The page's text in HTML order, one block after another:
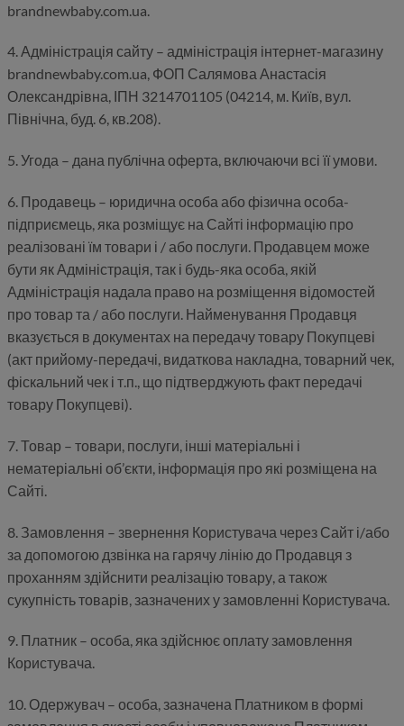
brandnewbaby.com.ua.
4. Адміністрація сайту – адміністрація інтернет-магазину
brandnewbaby.com.ua, ФОП Салямова Анастасія
Олександрівна, ІПН 3214701105 (04214, м. Київ, вул.
Північна, буд. 6, кв.208).
5. Угода – дана публічна оферта, включаючи всі її умови.
6. Продавець – юридична особа або фізична особа-
підприємець, яка розміщує на Сайті інформацію про
реалізовані їм товари і / або послуги. Продавцем може
бути як Адміністрація, так і будь-яка особа, якій
Адміністрація надала право на розміщення відомостей
про товар та / або послуги. Найменування Продавця
вказується в документах на передачу товару Покупцеві
(акт прийому-передачі, видаткова накладна, товарний чек,
фіскальний чек і т.п., що підтверджують факт передачі
товару Покупцеві).
7. Товар – товари, послуги, інші матеріальні і
нематеріальні об’єкти, інформація про які розміщена на
Сайті.
8. Замовлення – звернення Користувача через Сайт і/або
за допомогою дзвінка на гарячу лінію до Продавця з
проханням здійснити реалізацію товару, а також
сукупність товарів, зазначених у замовленні Користувача.
9. Платник – особа, яка здійснює оплату замовлення
Користувача.
10. Одержувач – особа, зазначена Платником в формі